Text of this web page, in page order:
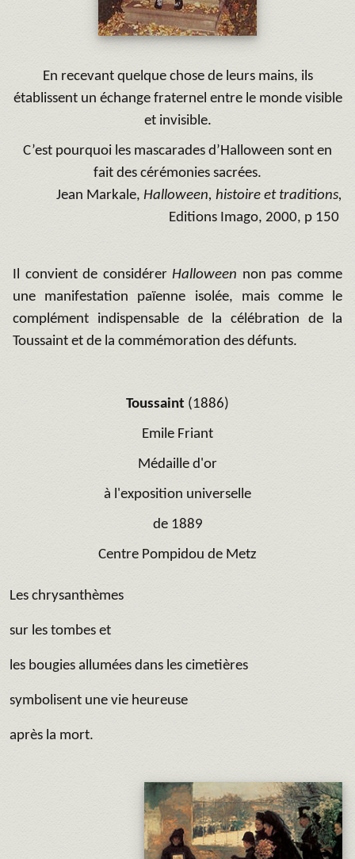
En recevant quelque chose de leurs mains, ils
établissent un échange fraternel entre le monde visible
et invisible.
C’est pourquoi les mascarades d’Halloween sont en
fait des cérémonies sacrées.
Jean Markale, Halloween, histoire et traditions,
Editions Imago, 2000, p 150
Il convient de considérerHalloween non pas comme
une manifestation païenne isolée, mais comme le
complément indispensable de la célébration de la
Toussaint et de la commémoration des défunts.
Toussaint (1886)
Emile Friant
Médaille d'or
à l'exposition universelle
de 1889
Centre Pompidou de Metz
Les chrysanthèmes
sur les tombes et
les bougies allumées dans les cimetières
symbolisent une vie heureuse
après la mort.